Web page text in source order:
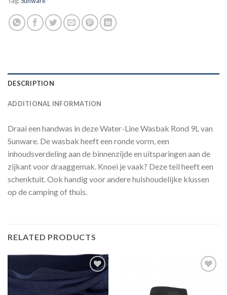
DESCRIPTION
ADDITIONAL INFORMATION
Draai een handwas in deze Water-Line Wasbak Rond 9L van
Sunware. De wasbak heeft een ronde vorm, een
inhoudsverdeling aan de binnenzijde en uitsparingen aan de
zijkant voor draaggemak. Knoei je vaak? Deze teil heeft een
schenktuit. Ook handig voor andere huishoudelijke klussen
op de camping of thuis.
RELATED PRODUCTS
Toevoegen
aan
verlanglijst
verlanglijst